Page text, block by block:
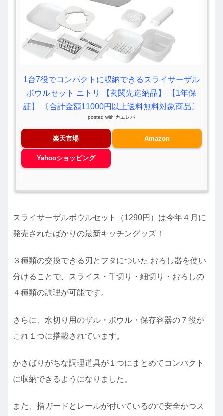
1台7役でコンパクトに収納できるスライサーザル
ボウルセット ニトリ 【玄関先迄納品】 【1年保
証】 〔合計金額11000円以上送料無料対象商品〕
posted with カエレバ
楽天市場 Amazon
Yahooショッピング
スライサーザルボウルセット（1290円）は今年４月に
発売されたばかりの最新キッチングッズ！
３種類の交換できる刃とフタについた おろし器を使い
分けることで、スライス・千切り・細切り・おろしの
４種類の調理が可能です。
さらに、水切り用のザル・ボウル・保存容器の７役が
これ１つに搭載されています。
かさばりがちな調理道具が１つにまとめてコンパクト
に収納できるようになりました。
また、指ガードとレールが付いているので安全かつス